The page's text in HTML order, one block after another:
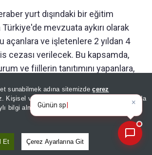
sunabilmek adına sitemizdeçerez
Kişisel verileriniz, KVKK ve GDPR kapsamında
bilgi almak içinAydınlatma Metnimizi
Et Çerez Ayarlarına Git
yurt dışındaki bir eğitim
Türkiye'de mevzuata aykırı olarak
açanlara ve işletenlere 2 yıldan 4
cezası verilecek. Bu kapsamda,
ve fiillerin tanıtımını yapanlara,
cezası verilecek. Türk veya
kurumlarına ait diploma,
veya sertifika belgesini sahte
ve düzenletenler Türk Ceza
belgede sahtecilik' hükmüne
×
Günün spor, gündem ve
ekonomi gelişmelerini a